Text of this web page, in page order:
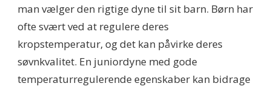
man vælger den rigtige dyne til sit barn. Børn har
ofte svært ved at regulere deres
kropstemperatur, og det kan påvirke deres
søvnkvalitet. En juniordyne med gode
temperaturregulerende egenskaber kan bidrage